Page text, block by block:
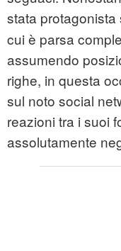
stata protagonista
cui è parsa
assumendo
righe, in questa
sul noto social
reazioni tra i suoi
assolutamente